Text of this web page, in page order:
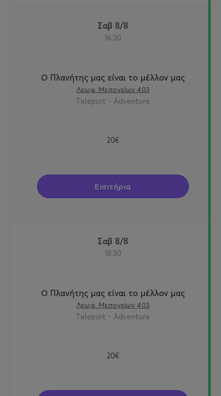
Σαβ 8/8
16:30
Ο Πλανήτης μας είναι το μέλλον μας
Λεωφ. Μεσογείων 403
Teleport - Adventure
20€
Εισιτήρια
Σαβ 8/8
18:30
Ο Πλανήτης μας είναι το μέλλον μας
Λεωφ. Μεσογείων 403
Teleport - Adventure
20€